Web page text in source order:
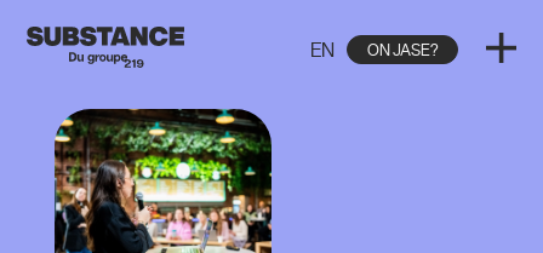
EN ON JASE?